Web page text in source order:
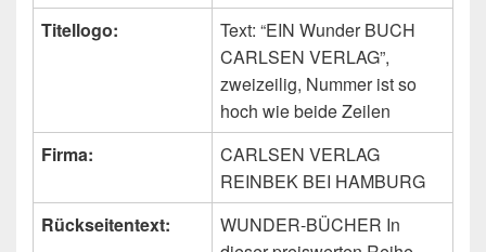
Titellogo:
Text: “EIN Wunder BUCH
CARLSEN VERLAG”,
zweizeilig, Nummer ist so
hoch wie beide Zeilen
Firma:
CARLSEN VERLAG
REINBEK BEI HAMBURG
Rückseitentext:
WUNDER-BÜCHER In